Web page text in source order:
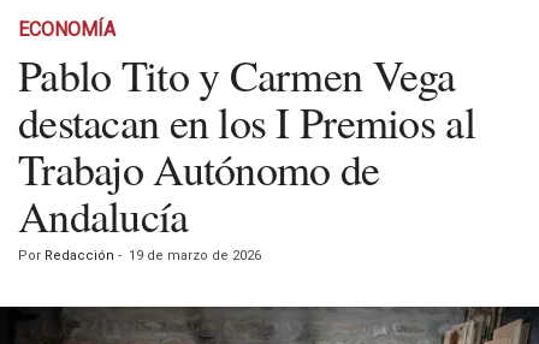
ECONOMÍA
Pablo Tito y Carmen Vega
destacan en los I Premios al
Trabajo Autónomo de
Andalucía
Por Redacción - 19 de marzo de 2026